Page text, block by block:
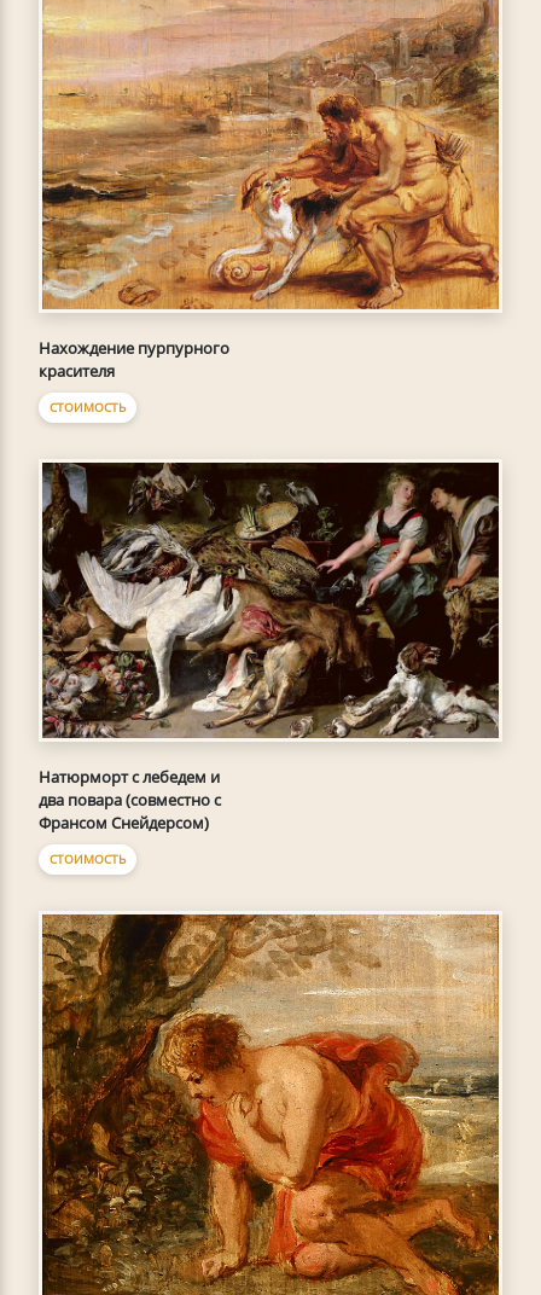
Нахождение пурпурного
красителя
СТОИМОСТЬ
Натюрморт с лебедем и
два повара (совместно с
Франсом Снейдерсом)
СТОИМОСТЬ